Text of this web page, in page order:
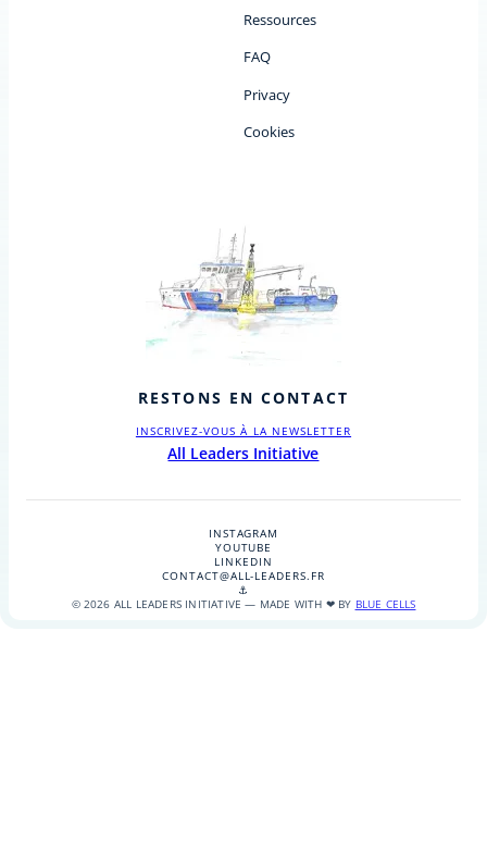
Ressources
FAQ
Privacy
Cookies
RESTONS EN CONTACT
INSCRIVEZ-VOUS À LA NEWSLETTER
All Leaders Initiative
INSTAGRAM
YOUTUBE
LINKEDIN
CONTACT@ALL-LEADERS.FR
⚓
© 2026 ALL LEADERS INITIATIVE — MADE WITH ❤ BY BLUE CELLS